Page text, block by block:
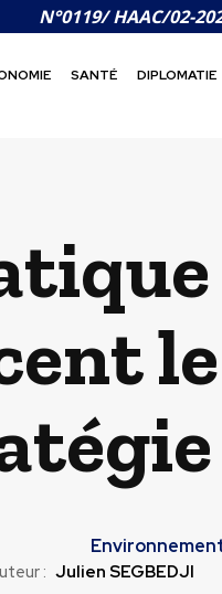
N°0119/ HAAC/02-
SANTÉ DIPLOMATIE
: Julien SEGBEDJI